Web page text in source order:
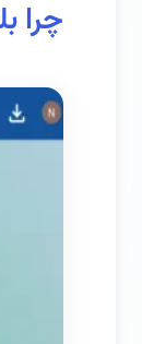
چرا